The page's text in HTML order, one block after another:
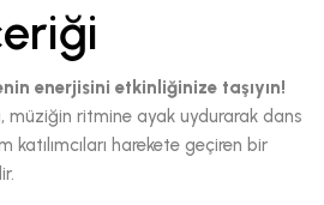
enerjisini etkinliğinize taşıyın!
müziğin ritmine ayak uydurarak dans
katılımcıları harekete geçiren bir